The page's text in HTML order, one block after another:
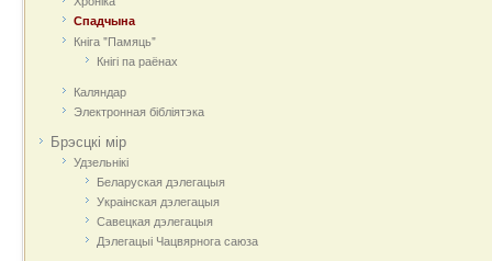
Спадчына
Кніга "Памяць"
Кнігі па раёнах
Каляндар
Электронная бібліятэка
Брэсцкі мір
Удзельнікі
Беларуская дэлегацыя
Украінская дэлегацыя
Савецкая дэлегацыя
Дэлегацыі Чацвярнога саюза